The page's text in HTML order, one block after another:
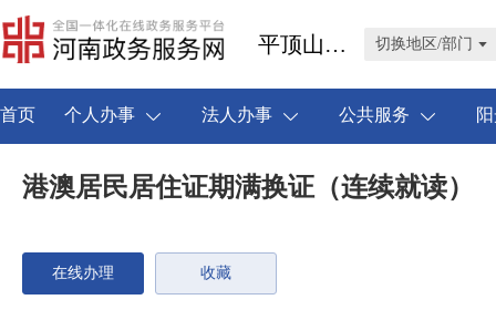
平顶山市叶县 切换地区/部门
首页 个人办事 法人办事 公共服务
港澳居民居住证期满换证（连续就读）
在线办理 收藏